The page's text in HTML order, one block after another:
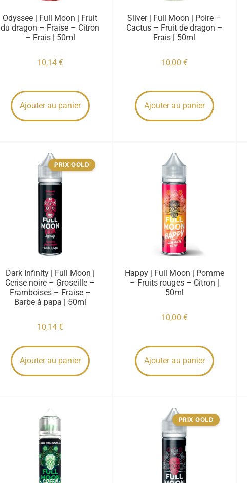
Odyssee | Full Moon | Fruit
du dragon – Fraise – Citron
– Frais | 50ml
10,14 €
Ajouter au panier
Silver | Full Moon | Poire –
Cactus – Fruit de dragon –
Frais | 50ml
10,00 €
Ajouter au panier
PRIX GOLD
Dark Infinity | Full Moon |
Cerise noire – Groseille –
Framboises – Fraise –
Barbe à papa | 50ml
10,14 €
Ajouter au panier
Happy | Full Moon | Pomme
– Fruits rouges – Citron |
50ml
10,00 €
Ajouter au panier
PRIX GOLD